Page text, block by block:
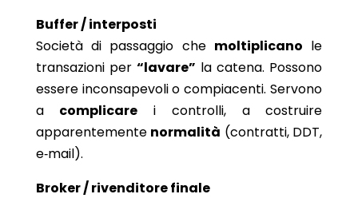
Buffer / interposti
Società di passaggio che moltiplicano le
transazioni per “lavare” la catena. Possono
essere inconsapevoli o compiacenti. Servono
a complicare i controlli, a costruire
apparentemente normalità (contratti, DDT,
e‑mail).
Broker / rivenditore finale